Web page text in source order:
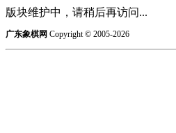
版块维护中，请稍后再访问...
广东象棋网 Copyright © 2005-2026